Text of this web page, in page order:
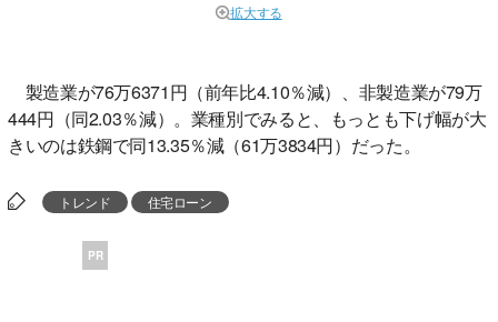
拡大する
製造業が76万6371円（前年比4.10％減）、非製造業が79万
444円（同2.03％減）。業種別でみると、もっとも下げ幅が大
きいのは鉄鋼で同13.35％減（61万3834円）だった。
トレンド 住宅ローン
PR